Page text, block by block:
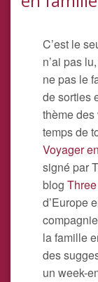
C’est le
n’ai pas
ne pas le
de sorties
thème des
temps de
Voyager
signé par
blog
d’Europe
la famille
des
un week-